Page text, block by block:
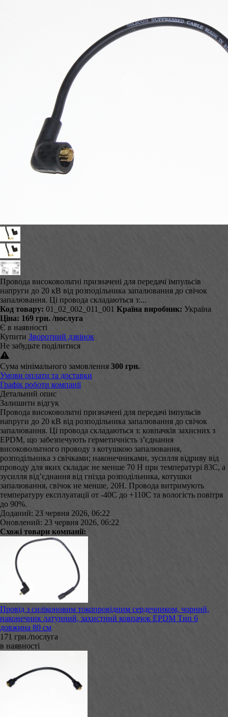
Провода високовольтні призначені для передачі імпульсів
напруги до 20 кВ від розподільника запалювання до свічок
запалювання. Ці провода складаються з:...
Код товару: 01_02_002_011_001 Країна виробник: Україна
Ціна: 169 грн. /послуга
Є в наявності
Купити Зворотний дзвінок
Не забудьте поділитися
Сума мінімального замовлення 300 грн.
Умови оплати та доставки
Графік роботи компанії
Детальний опис
Залишити відгук
Провода високовольтні призначені для передачі імпульсів
напруги до 20 кВ від розподільника запалювання до свічок
запалювання. Ці провода складаються з: ковпачків захисних з
EPDM, що забезпечують герметичність з’єднання
високовольтного проводу з котушкою запалювання,
розподільника з свічками; наконечниками, зусилля відриву від
проводу для яких складає не менше 70 Н при температурі 83С, а
зусилля від’єднання від гнізда розподільника, котушки
запалювання, свічок не менше, 20Н. Провода витримують
температуру експлуатації от -40С до +110С та вологість повітря
до 90%.
Доданий: 23 червня 2026, 06:22
Оновлений: 23 червня 2026, 06:22
Схожі товари компанії:
Провід з силіконовим токопровідним сердечником, чорний,
наконечник латунний, захистний ковпачок EPDM Тип 6
довжина 80 см
171 грн./послуга
в наявності